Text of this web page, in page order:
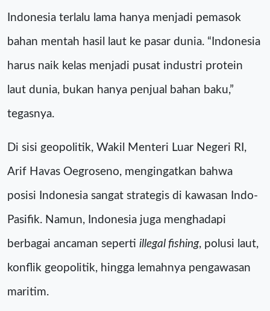
Indonesia terlalu lama hanya menjadi pemasok
bahan mentah hasil laut ke pasar dunia. “Indonesia
harus naik kelas menjadi pusat industri protein
laut dunia, bukan hanya penjual bahan baku,”
tegasnya.
Di sisi geopolitik, Wakil Menteri Luar Negeri RI,
Arif Havas Oegroseno, mengingatkan bahwa
posisi Indonesia sangat strategis di kawasan Indo-
Pasifik. Namun, Indonesia juga menghadapi
berbagai ancaman seperti illegal fishing, polusi laut,
konflik geopolitik, hingga lemahnya pengawasan
maritim.